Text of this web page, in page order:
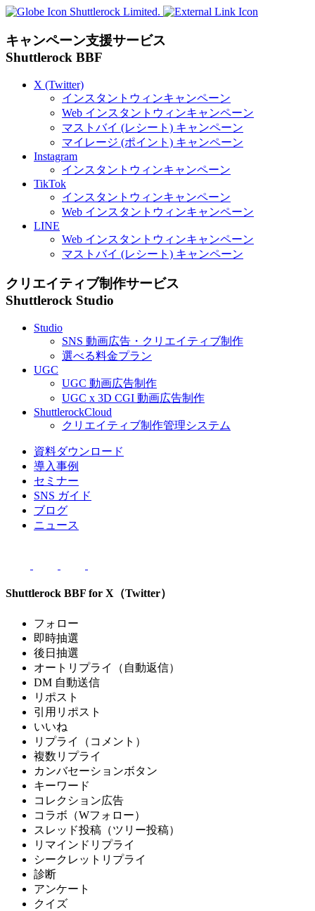
Shuttlerock Limited.
キャンペーン支援サービス
Shuttlerock BBF
X (Twitter)
インスタントウィンキャンペーン
Web インスタントウィンキャンペーン
マストバイ (レシート) キャンペーン
マイレージ (ポイント) キャンペーン
Instagram
インスタントウィンキャンペーン
TikTok
インスタントウィンキャンペーン
Web インスタントウィンキャンペーン
LINE
Web インスタントウィンキャンペーン
マストバイ (レシート) キャンペーン
クリエイティブ制作サービス
Shuttlerock Studio
Studio
SNS 動画広告・クリエイティブ制作
選べる料金プラン
UGC
UGC 動画広告制作
UGC x 3D CGI 動画広告制作
ShuttlerockCloud
クリエイティブ制作管理システム
資料ダウンロード
導入事例
セミナー
SNS ガイド
ブログ
ニュース
Shuttlerock BBF for X（Twitter）
フォロー
即時抽選
後日抽選
オートリプライ（自動返信）
DM 自動送信
リポスト
引用リポスト
いいね
リプライ（コメント）
複数リプライ
カンバセーションボタン
キーワード
コレクション広告
コラボ（Wフォロー）
スレッド投稿（ツリー投稿）
リマインドリプライ
シークレットリプライ
診断
アンケート
クイズ